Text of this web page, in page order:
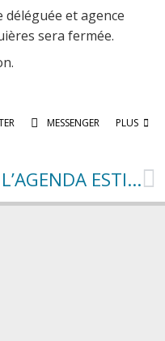
déléguée et agence
sera fermée.
MESSENGER PLUS
// L’AGENDA ESTIVAL 2024 EST LÀ ! //